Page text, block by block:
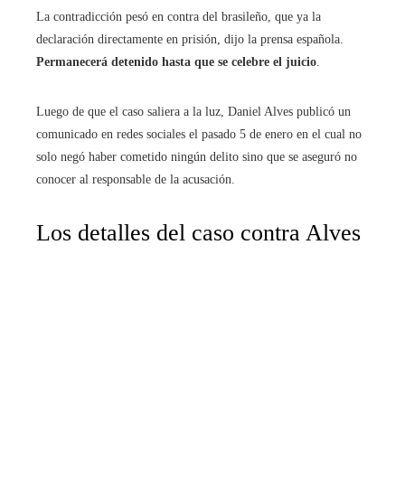
La contradicción pesó en contra del brasileño, que ya la
declaración directamente en prisión, dijo la prensa española.
Permanecerá detenido hasta que se celebre el juicio
Luego de que el caso saliera a la luz, Daniel Alves publicó un
comunicado en redes sociales el pasado 5 de enero en el cual no
solo negó haber cometido ningún delito sino que se aseguró no
conocer al responsable de la acusación.
Los detalles del caso contra Alves